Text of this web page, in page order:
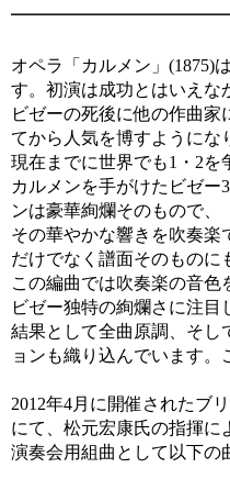
オペラ「カルメン」(1875)
す。初演は成功とはいえな
ビゼーの死後に他の作曲家
てから人気を博すようにな
現在までに世界でも1・2を
カルメンを手がけたビゼー
ンは豪華絢爛そのもので、
その華やかな響きを吹奏楽
だけでなく譜面そのものに
この編曲では吹奏楽の音色
ビゼー独特の絢爛さに注目
結果として全曲原調、そし
ョンも織り込んでいます。
2012年4月に開催されたブ
にて、松元宏康氏の指揮に
演奏会用組曲として以下の